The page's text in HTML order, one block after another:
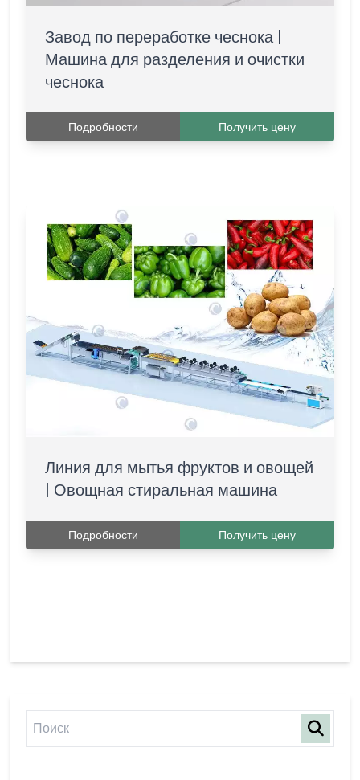
Завод по переработке чеснока |
Машина для разделения и очистки
чеснока
Подробности Получить цену
Линия для мытья фруктов и овощей
| Овощная стиральная машина
Подробности Получить цену